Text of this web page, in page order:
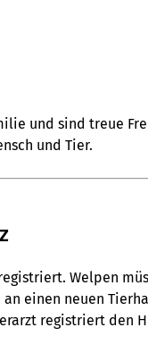
und sind treue
und Tier.
Welpen
einen neuen
registriert den